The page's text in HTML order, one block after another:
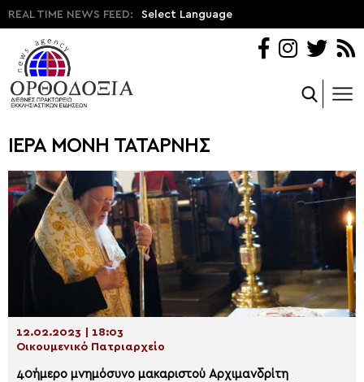
REAL TIME NEWS FEED: Select Language
ΙΕΡΑ ΜΟΝΗ ΤΑΤΑΡΝΗΣ
12.02.2023 | 18:03
Οικουμενικό Πατριαρχείο
40ήμερο μνημόσυνο μακαριστού Αρχιμανδρίτη